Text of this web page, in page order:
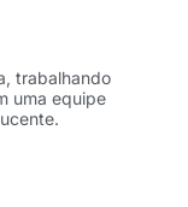
trabalhando
uma equipe